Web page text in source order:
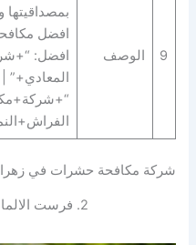
9 الوصف
بمصداقيتها
افضل
افضل:
المعادي+” |
شركة مكافحة حشرات في
2. فرست الالمانية لإبادة الحشرات